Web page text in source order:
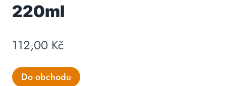
220ml
112,00 Kč
Do obchodu